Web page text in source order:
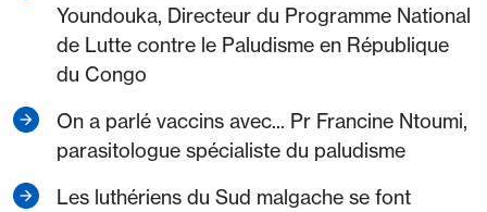
Youndouka, Directeur du Programme National
de Lutte contre le Paludisme en République
du Congo
On a parlé vaccins avec... Pr Francine Ntoumi,
parasitologue spécialiste du paludisme
Les luthériens du Sud malgache se font